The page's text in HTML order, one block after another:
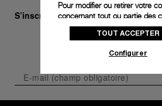
S’inscrire à notre newsletter
Pour modifier ou retirer votre
concernant tout ou partie des
cliquez sur « Configurer » ou
politique des cookiespour
donnez votre consentement
des cookies susmentionnés
TOUT ACCEPTER
Configurer